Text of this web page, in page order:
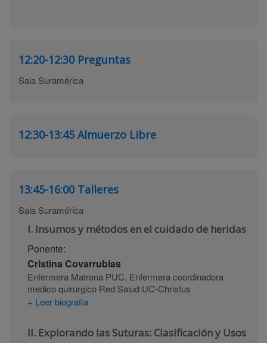
12:20-12:30 Preguntas
Sala Suramérica
12:30-13:45Almuerzo Libre
13:45-16:00 Talleres
Sala Suramérica
I. Insumos y métodos en el cuidado de heridas
Ponente:
Cristina Covarrubias
Enfermera Matrona PUC. Enfermera coordinadora
medico quirurgico Red Salud UC-Christus
+ Leer biografia
II. Explorando las Suturas: Clasificación y Usos